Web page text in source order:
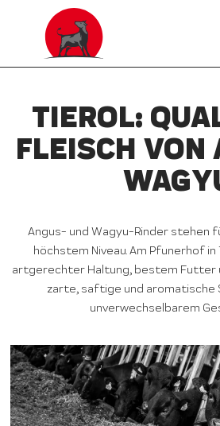
TIEROL:
FLEISCH VON
Angus- und Wagyu-Rinder stehen
höchstem Niveau. Am Pfunerhof
artgerechter Haltung, bestem Futter
zarte, saftige und aromatische
unverwechselbarem